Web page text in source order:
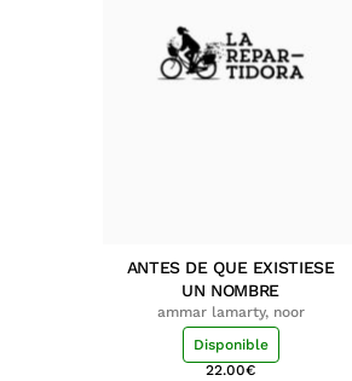
ANTES DE QUE EXISTIESE
UN NOMBRE
ammar lamarty, noor
Disponible
22.00€